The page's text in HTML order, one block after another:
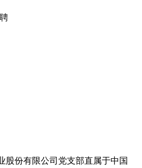
股份有限公司党支部直属于中国